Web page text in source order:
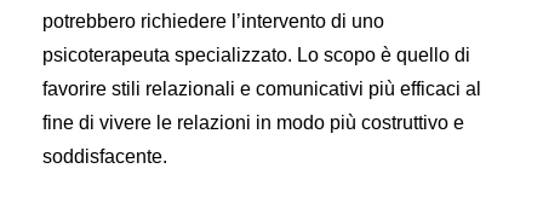
potrebbero richiedere l’intervento di uno
psicoterapeuta specializzato. Lo scopo è quello di
favorire stili relazionali e comunicativi più efficaci al
fine di vivere le relazioni in modo più costruttivo e
soddisfacente.